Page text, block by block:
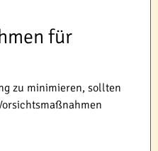
für
zu minimieren, sollten